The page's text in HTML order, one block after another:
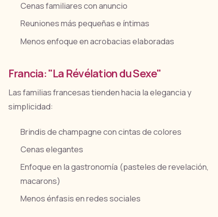
Cenas familiares con anuncio
Reuniones más pequeñas e íntimas
Menos enfoque en acrobacias elaboradas
Francia: "La Révélation du Sexe"
Las familias francesas tienden hacia la elegancia y
simplicidad:
Brindis de champagne con cintas de colores
Cenas elegantes
Enfoque en la gastronomía (pasteles de revelación,
macarons)
Menos énfasis en redes sociales